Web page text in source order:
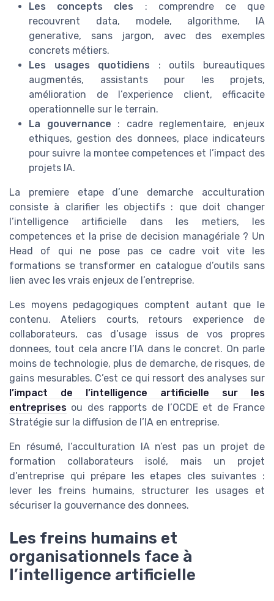
Les concepts cles : comprendre ce que
recouvrent data, modele, algorithme, IA
generative, sans jargon, avec des exemples
concrets métiers.
Les usages quotidiens : outils bureautiques
augmentés, assistants pour les projets,
amélioration de l’experience client, efficacite
operationnelle sur le terrain.
La gouvernance : cadre reglementaire, enjeux
ethiques, gestion des donnees, place indicateurs
pour suivre la montee competences et l’impact des
projets IA.
La premiere etape d’une demarche acculturation
consiste à clarifier les objectifs : que doit changer
l’intelligence artificielle dans les metiers, les
competences et la prise de decision managériale ? Un
Head of qui ne pose pas ce cadre voit vite les
formations se transformer en catalogue d’outils sans
lien avec les vrais enjeux de l’entreprise.
Les moyens pedagogiques comptent autant que le
contenu. Ateliers courts, retours experience de
collaborateurs, cas d’usage issus de vos propres
donnees, tout cela ancre l’IA dans le concret. On parle
moins de technologie, plus de demarche, de risques, de
gains mesurables. C’est ce qui ressort des analyses sur
l’impact de l’intelligence artificielle sur les
entreprises ou des rapports de l’OCDE et de France
Stratégie sur la diffusion de l’IA en entreprise.
En résumé, l’acculturation IA n’est pas un projet de
formation collaborateurs isolé, mais un projet
d’entreprise qui prépare les etapes cles suivantes :
lever les freins humains, structurer les usages et
sécuriser la gouvernance des donnees.
Les freins humains et
organisationnels face à
l’intelligence artificielle